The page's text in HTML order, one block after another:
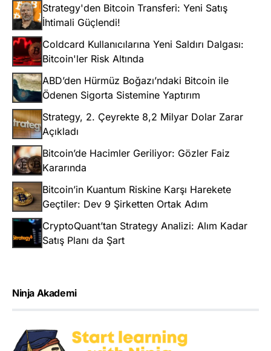
Strategy'den Bitcoin Transferi: Yeni Satış
İhtimali Güçlendi!
Coldcard Kullanıcılarına Yeni Saldırı Dalgası:
Bitcoin'ler Risk Altında
ABD’den Hürmüz Boğazı’ndaki Bitcoin ile
Ödenen Sigorta Sistemine Yaptırım
Strategy, 2. Çeyrekte 8,2 Milyar Dolar Zarar
Açıkladı
Bitcoin’de Hacimler Geriliyor: Gözler Faiz
Kararında
Bitcoin’in Kuantum Riskine Karşı Harekete
Geçtiler: Dev 9 Şirketten Ortak Adım
CryptoQuant’tan Strategy Analizi: Alım Kadar
Satış Planı da Şart
Ninja Akademi